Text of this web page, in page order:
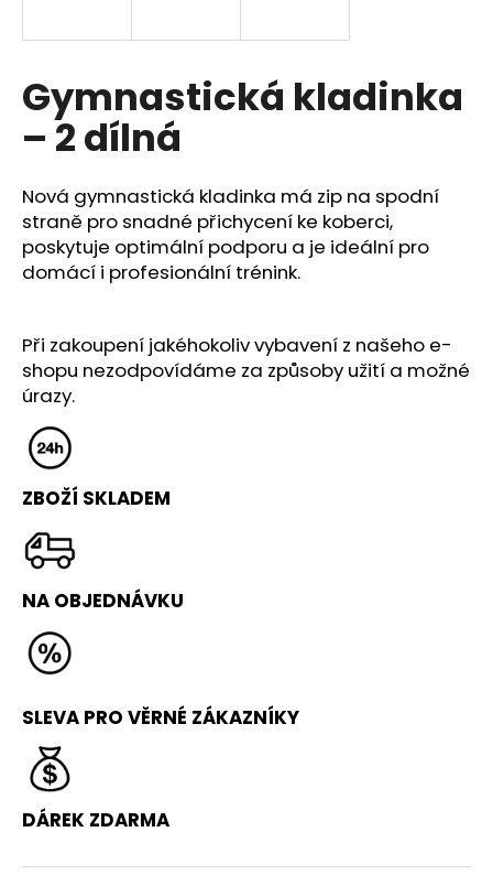
Gymnastická kladinka
– 2 dílná
Nová gymnastická kladinka má zip na spodní
straně pro snadné přichycení ke koberci,
poskytuje optimální podporu a je ideální pro
domácí i profesionální trénink.
Při zakoupení jakéhokoliv vybavení z našeho e-
shopu nezodpovídáme za způsoby užití a možné
úrazy.
ZBOŽÍ SKLADEM
NA OBJEDNÁVKU
SLEVA PRO VĚRNÉ ZÁKAZNÍKY
DÁREK ZDARMA
í
t
?
HLEDAT
D
o
p
o
r
u
č
j
e
m
FLIP
3
490
Kč
Původně:
490